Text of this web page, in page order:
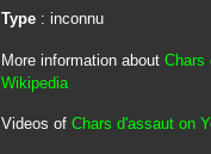
Type: inconnu
More information about Chars
Wikipedia
Videos of Chars d'assaut on